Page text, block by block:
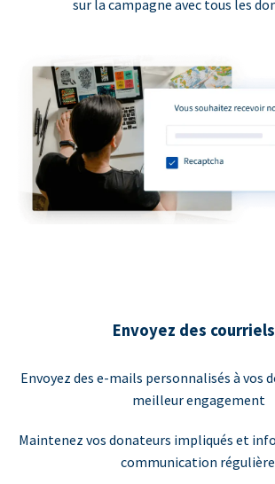
sur la campagne avec tous les
Envoyez des
Envoyez des e-mails personnalisés à vos
meilleur engagement
Maintenez vos donateurs impliqués et
communication